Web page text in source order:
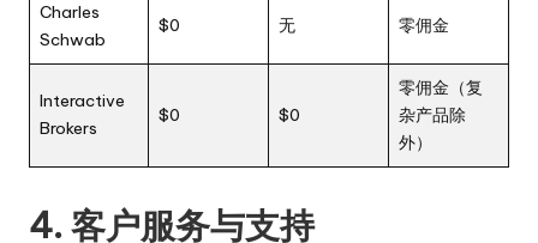
Charles
Schwab
$0 无 零佣金
Interactive
Brokers
$0 $0
零佣金（复
杂产品除
外）
4. 客户服务与支持